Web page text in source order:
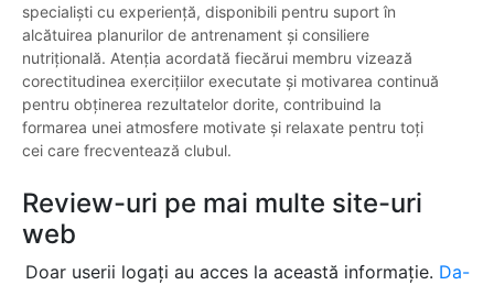
specialiști cu experiență, disponibili pentru suport în
alcătuirea planurilor de antrenament și consiliere
nutrițională. Atenția acordată fiecărui membru vizează
corectitudinea exercițiilor executate și motivarea continuă
pentru obținerea rezultatelor dorite, contribuind la
formarea unei atmosfere motivate și relaxate pentru toți
cei care frecventează clubul.
Review-uri pe mai multe site-uri
web
Doar userii logați au acces la această informație. Da-